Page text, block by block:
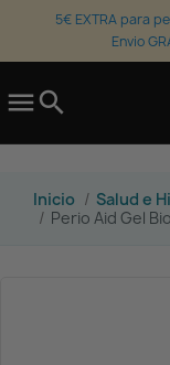
5€ EXTRA para
Envio
search
Inicio Salud e
Perio Aid Gel